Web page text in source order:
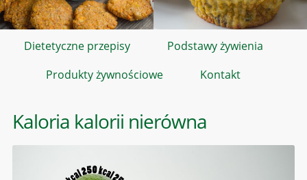
Dietetyczne przepisy
Podstawy żywienia
Produkty żywnościowe
Kontakt
Kaloria kalorii nierówna